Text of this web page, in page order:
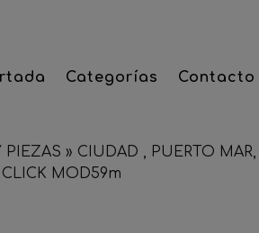
Categorías Contacto
PIEZAS » CIUDAD , PUERTO
MOD59m